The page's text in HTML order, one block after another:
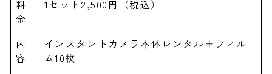
料
金
1セット2,500円（税込）
内
容
インスタントカメラ本体レンタル＋フィル
ム10枚